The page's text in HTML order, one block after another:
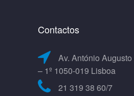
Contactos
Av. António Augusto
– 1º 1050-019 Lisboa
21 319 38 60/7